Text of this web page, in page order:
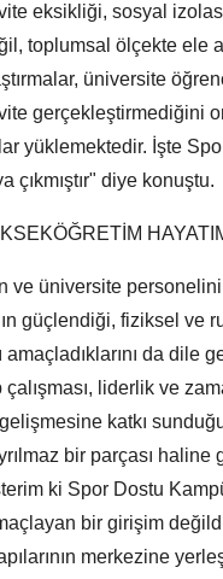
eksikliği, sosyal
toplumsal ölçekte ele
üniversite
gerçekleştirmediğini
yüklemektedir. İşte
çıkmıştır" diye konuştu.
ve üniversite
güçlendiği, fiziksel
amaçladıklarını da dile
liderlik ve
katkı
bir parçası
ki Spor Dostu
bir girişim
merkezine